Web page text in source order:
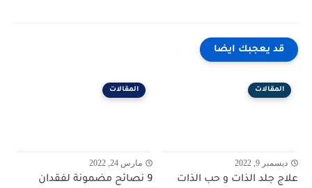
قد يعجبك ايضا
المقالات
ديسمبر 9, 2022
علاج جلد الذات و حب الذات
المقالات
مارس 24, 2022
9 نصائح مضمونة لفقدان